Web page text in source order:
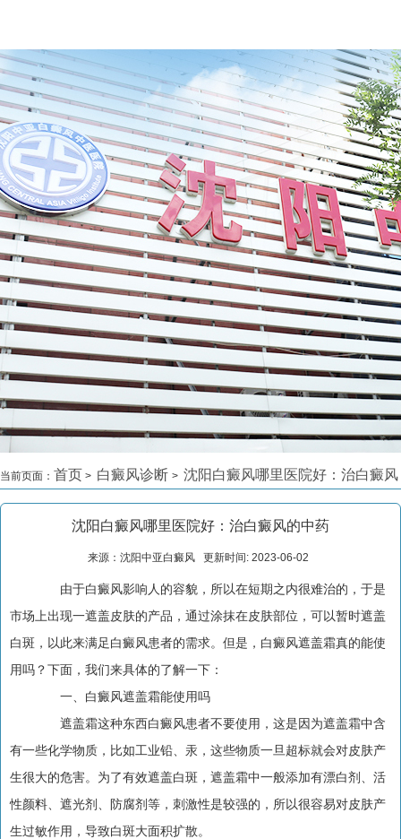
当前页面： 首页 > 白癜风诊断 > 沈阳白癜风哪里医院好：治白癜风
的中药>
沈阳白癜风哪里医院好：治白癜风的中药
来源：沈阳中亚白癜风 更新时间: 2023-06-02
由于白癜风影响人的容貌，所以在短期之内很难治的，于是
市场上出现一遮盖皮肤的产品，通过涂抹在皮肤部位，可以暂时遮盖
白斑，以此来满足白癜风患者的需求。但是，白癜风遮盖霜真的能使
用吗？下面，我们来具体的了解一下：
一、白癜风遮盖霜能使用吗
遮盖霜这种东西白癜风患者不要使用，这是因为遮盖霜中含
有一些化学物质，比如工业铅、汞，这些物质一旦超标就会对皮肤产
生很大的危害。为了有效遮盖白斑，遮盖霜中一般添加有漂白剂、活
性颜料、遮光剂、防腐剂等，刺激性是较强的，所以很容易对皮肤产
生过敏作用，导致白斑大面积扩散。